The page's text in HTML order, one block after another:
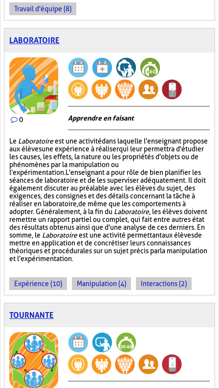
Travail d'équipe (8)
LABORATOIRE
0 Apprendre en faisant
Le Laboratoireest une activité dans laquelle l'enseignant propose
aux élèves une expérience à réaliser qui leur permettra d'étudier
les causes, les effets, la nature ou les propriétés d'objets ou de
phénomènes par la manipulation ou
l'expérimentation. L'enseignant a pour rôle de bien planifier les
séances de laboratoire et de les superviser adéquatement. Il doit
également discuter au préalable avec les élèves du sujet, des
exigences, des consignes et des détails concernant la tâche à
réaliser en laboratoire, de même que les comportements à
adopter. Généralement, à la fin du Laboratoire, les élèves doivent
remettre un rapport partiel ou complet, qui fait entre autres état
des résultats obtenus ainsi que d'une analyse de ces derniers. En
somme, le Laboratoireest une activité permettant aux élèves de
mettre en application et de concrétiser leurs connaissances
théoriques et procédurales sur un sujet précis par la manipulation
et l'expérimentation.
Expérience (10) Manipulation (4) Interactions (2)
TOURNANTE